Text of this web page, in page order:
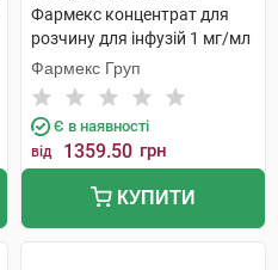
Фармекс концентрат для
розчину для інфузій 1 мг/мл
6 мл 1 флакон
Фармекс Груп
Є в наявності
від 1359.50 грн
КУПИТИ